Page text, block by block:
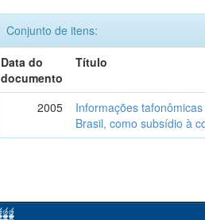
Conjunto de itens:
Data do
documento
Título
2005
Informações
Brasil, como subsídio à